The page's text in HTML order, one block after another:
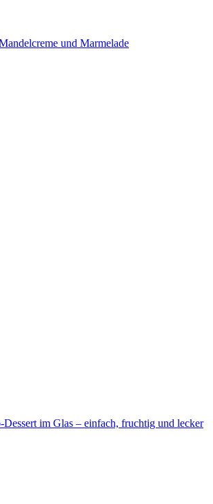
und Marmelade
Dessert im Glas – einfach, fruchtig und lecker